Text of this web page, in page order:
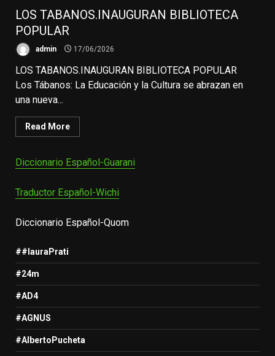
LOS TABANOS.INAUGURAN BIBLIOTECA
POPULAR
admin 17/06/2026
LOS TABANOS.INAUGURAN BIBLIOTECA POPULAR
Los Tábanos: La Educación y la Cultura se abrazan en
una nueva...
Read More
Diccionario Español-Guarani
Traductor Español-Wichi
Diccionario Español-Quom
##lauraPrati
#24m
#AD4
#AGNUS
#AlbertoPucheta